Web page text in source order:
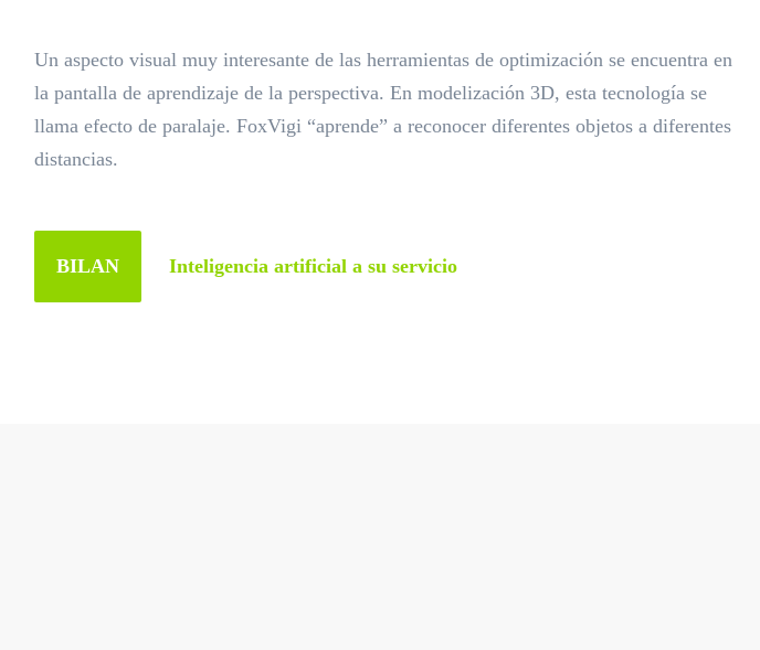
Un aspecto visual muy interesante de las herramientas de optimización se encuentra en
la pantalla de aprendizaje de la perspectiva. En modelización 3D, esta tecnología se
llama efecto de paralaje. FoxVigi “aprende” a reconocer diferentes objetos a diferentes
distancias.
BILAN Inteligencia artificial a su servicio